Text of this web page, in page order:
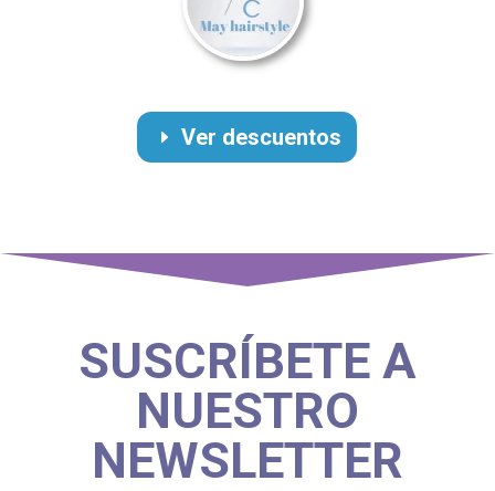
Ver descuentos
SUSCRÍBETE A
NUESTRO
NEWSLETTER